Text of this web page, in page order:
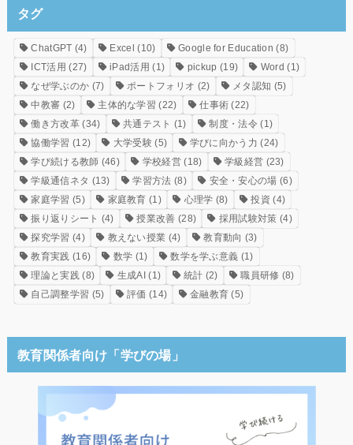
タグ
ChatGPT (4) Excel (10) Google for Education (8)
ICT活用 (27) iPad活用 (1) pickup (19) Word (1)
なぜ学ぶのか (7) ポートフォリオ (2) メタ認知 (5)
中教審 (2) 主体的な学習 (22) 仕事術 (22)
働き方改革(34) 共通テスト (1) 制度・法令 (1)
協働学習 (12) 大学受験 (5) 学びに向かう力 (24)
学び続ける教師 (46) 学校経営(18) 学級経営 (23)
学級通信ネタ (13) 学習方法 (8) 安全・安心の場 (6)
家庭学習 (5) 家庭教育 (1) 心理学 (8) 投資 (4)
振り返りシート (4) 授業改善 (28) 採用試験対策 (4)
探究学習 (4) 教えない授業 (4) 教育動向 (3)
教育実践 (16) 数学 (1) 数学を学ぶ意義 (1)
理論と実践(8) 生成AI (1) 統計 (2) 職員研修 (8)
自己調整学習 (5) 評価 (14) 金融教育 (5)
教育関係者向け「学びの場」